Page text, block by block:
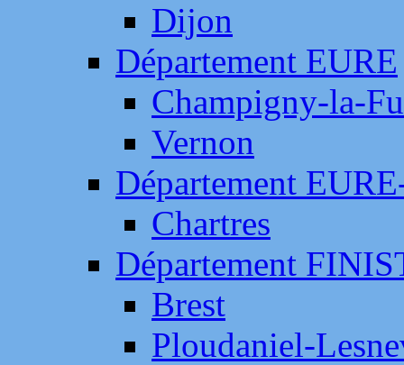
Dijon
Département EURE
Champigny-la-
Vernon
Département
Chartres
Département
Brest
Ploudaniel-